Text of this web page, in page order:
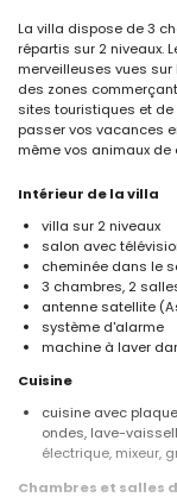
La villa dispose de 3
répartis sur 2 niveaux.
merveilleuses vues
des zones
sites touristiques et
passer vos vacances
même vos animaux de
Intérieur de la villa
villa sur 2 niveaux
salon avec
cheminée dans le
3 chambres, 2
antenne satellite
système d'alarme
machine à laver
Cuisine
cuisine avec
ondes, lave-
électrique, mixeur,
Chambres et salles